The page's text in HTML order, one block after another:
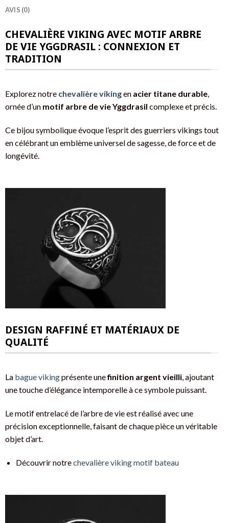
AVIS (0)
CHEVALIÈRE VIKING AVEC MOTIF ARBRE
DE VIE YGGDRASIL : CONNEXION ET
TRADITION
Explorez notre chevalière vikingen acier titane durable,
ornée d’un motif arbre de vie Yggdrasil complexe et précis.
Ce bijou symbolique évoque l’esprit des guerriers vikings tout
en célébrant un emblème universel de sagesse, de force et de
longévité.
DESIGN RAFFINÉ ET MATÉRIAUX DE
QUALITÉ
La bague vikingprésente unefinition argent vieilli, ajoutant
une touche d’élégance intemporelle à ce symbole puissant.
Le motif entrelacé de l’arbre de vie est réalisé avec une
précision exceptionnelle, faisant de chaque pièce un véritable
objet d’art.
Découvrir notrechevalière viking motif bateau